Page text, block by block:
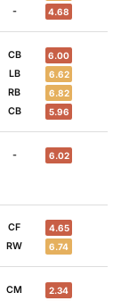
- 4.68
CB 6.00
LB 6.62
RB 6.82
CB 5.96
- 6.02
CF 4.65
RW 6.74
CM 2.34